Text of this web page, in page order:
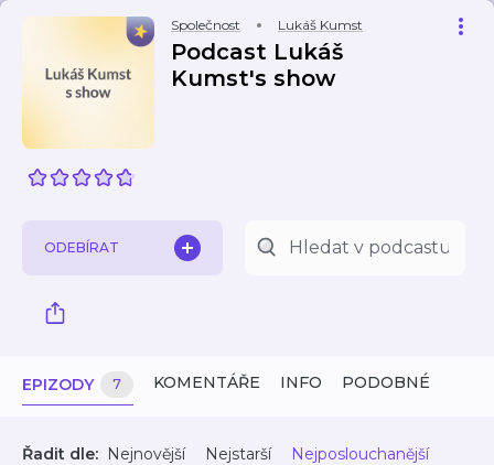
Společnost Lukáš Kumst
Podcast Lukáš
Kumst's show
ODEBÍRAT
EPIZODY 7 KOMENTÁŘE INFO PODOBNÉ
Řadit dle: Nejnovější Nejstarší Nejposlouchanější